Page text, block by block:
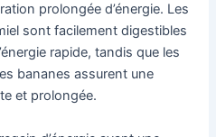
prolongée d’énergie. Les
sont facilement digestibles
rapide, tandis que les
bananes assurent une
et prolongée.